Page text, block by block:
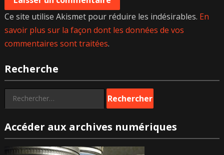
Ce site utilise Akismet pour réduire les indésirables. En
savoir plus sur la façon dont les données de vos
commentaires sont traitées.
Recherche
Rechercher :
Accéder aux archives numériques